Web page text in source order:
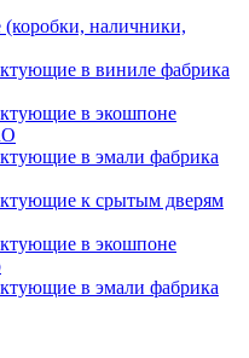
наличники,
в виниле фабрика
в экошпоне
в эмали фабрика
к срытым дверям
в экошпоне
в эмали фабрика